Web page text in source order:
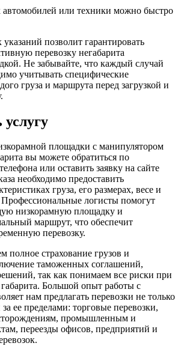
автомобилей или техники можно быстро
позволит гарантировать
перевозку негабарита
Не забывайте, что каждый случай
учитывать специфические
груза и маршрута перед загрузкой и
услугу
площадки с манипулятором
вы можете обратиться по
или оставить заявку на сайте
необходимо предоставить
груза, его размерах, весе и
логисты помогут
низкорамную площадку и
маршрут, что обеспечит
перевозку.
полное страхование грузов и
таможенных соглашений,
так как понимаем все риски при
Большой опыт работы с
нам предлагать перевозки не только
ее пределами: торговые перевозки,
промышленным и
переезды офисов, предприятий и